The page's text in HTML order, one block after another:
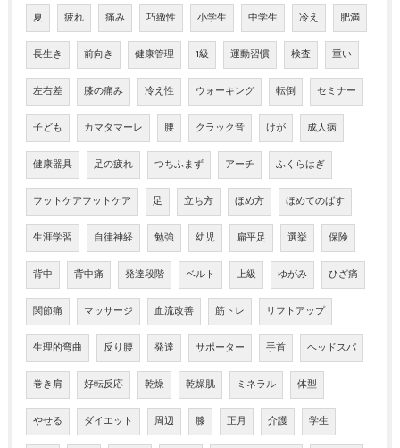
夏 疲れ 痛み 巧緻性 小学生 中学生 冷え 肥満
長生き 前向き 健康管理 1級 運動習慣 検査 重い
左右差 膝の痛み 冷え性 ウォーキング 転倒 セミナー
子ども カマタマーレ 腰 クラック音 けが 成人病
健康器具 足の疲れ つちふまず アーチ ふくらはぎ
フットケアフットケア 足 立ち方 ほめ方 ほめてのばす
生涯学習 自律神経 勉強 幼児 扁平足 選挙 保険
背中 背中痛 発達段階 ベルト 上級 ゆがみ ひざ痛
関節痛 マッサージ 血流改善 筋トレ リフトアップ
生理的弯曲 反り腰 発達 サポーター 手首 ヘッドスパ
巻き肩 好転反応 乾燥 乾燥肌 ミネラル 体型
やせる ダイエット 周辺 膝 正月 介護 学生